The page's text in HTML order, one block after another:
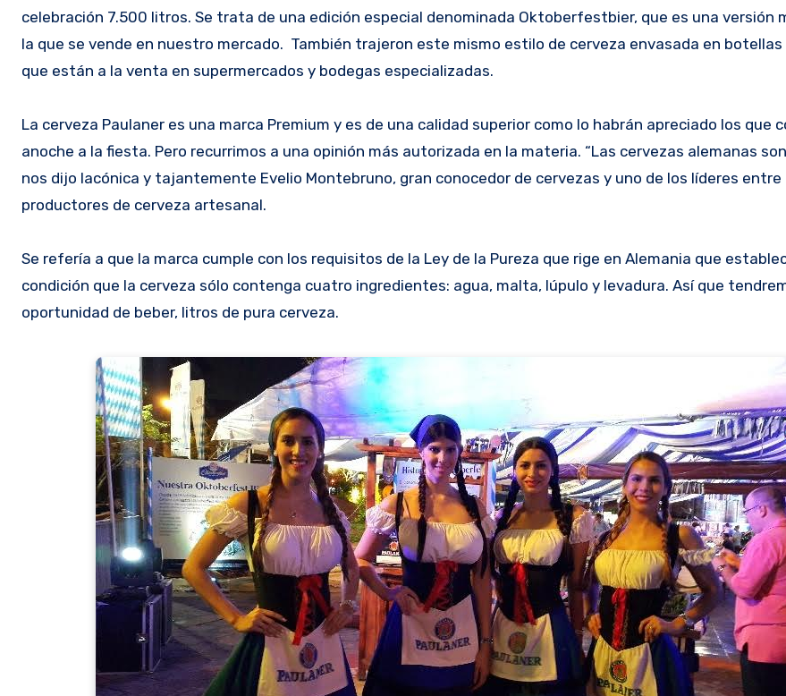
celebración 7.500 litros. Se trata de una edición especial denominada Oktoberfestbier, que es una versión
la que se vende en nuestro mercado. También trajeron este mismo estilo de cerveza envasada en botellas
que están a la venta en supermercados y bodegas especializadas.
La cerveza Paulaner es una marca Premium y es de una calidad superior como lo habrán apreciado los que
anoche a la fiesta. Pero recurrimos a una opinión más autorizada en la materia. “Las cervezas alemanas
nos dijo lacónica y tajantemente Evelio Montebruno, gran conocedor de cervezas y uno de los líderes entre
productores de cerveza artesanal.
Se refería a que la marca cumple con los requisitos de la Ley de la Pureza que rige en Alemania que
condición que la cerveza sólo contenga cuatro ingredientes: agua, malta, lúpulo y levadura. Así que
oportunidad de beber, litros de pura cerveza.